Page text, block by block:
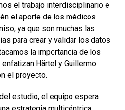
el trabajo interdisciplinario e
el aporte de los médicos
ya que son muchas las
para crear y validar los datos
la importancia de los
Härtel y Guillermo
el proyecto.
estudio, el equipo espera